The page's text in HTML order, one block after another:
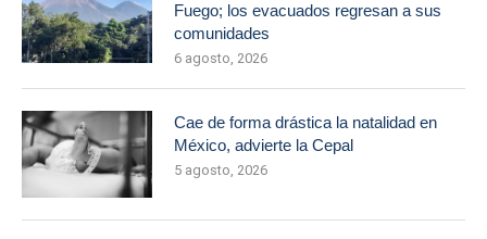
Fuego; los evacuados regresan a sus
comunidades
6 agosto, 2026
Cae de forma drástica la natalidad en
México, advierte la Cepal
5 agosto, 2026